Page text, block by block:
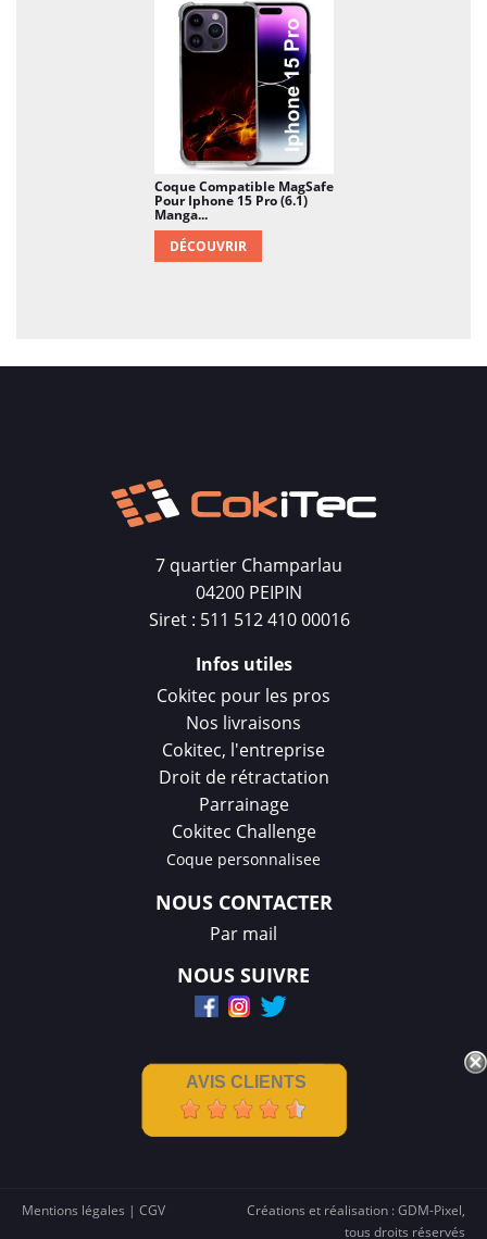
Coque Compatible MagSafe
Pour Iphone 15 Pro (6.1)
Manga...
DÉCOUVRIR
7 quartier Champarlau
04200 PEIPIN
Siret : 511 512 410 00016
Infos utiles
Cokitec pour les pros
Nos livraisons
Cokitec, l'entreprise
Droit de rétractation
Parrainage
Cokitec Challenge
Coque personnalisee
NOUS CONTACTER
Par mail
NOUS SUIVRE
AVIS CLIENTS
Mentions légales | CGV Créations et réalisation :GDM-Pixel,
tous droits réservés